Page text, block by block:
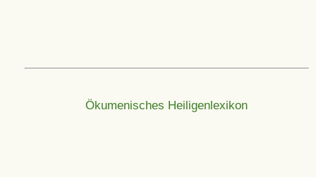
Ökumenisches Heiligenlexikon